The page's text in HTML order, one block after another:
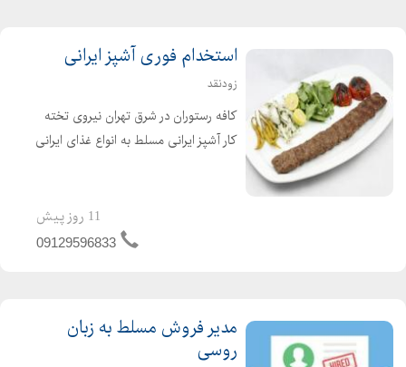
استخدام فوری آشپز ایرانی
زودنقد
کافه رستوران در شرق تهران نیروی تخته
کار آشپز ایرانی مسلط به انواع غذای ایرانی
11 روز پیش
09129596833
مدیر فروش مسلط به زبان
روسی